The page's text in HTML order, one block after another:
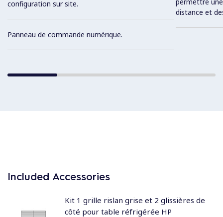
configuration sur site.
Panneau de commande numérique.
distance et
Included Accessories
Kit 1 grille rislan grise et 2 glissières de
côté pour table réfrigérée HP